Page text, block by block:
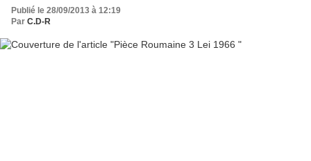
Publié le 28/09/2013 à 12:19
Par C.D-R